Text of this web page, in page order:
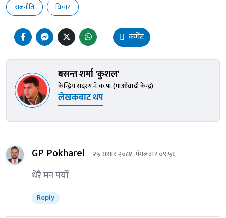
राजनीति विचार
कमेंट
बसन्त शर्मा 'कुशल'
केन्द्रिय सदस्य ने.क.पा.(माओवादी केन्द्र)
लेखकबाट थप
GP Pokharel २५ असार २०८१, मंगलवार ०९:५६
धेरै मन पर्यो
Reply